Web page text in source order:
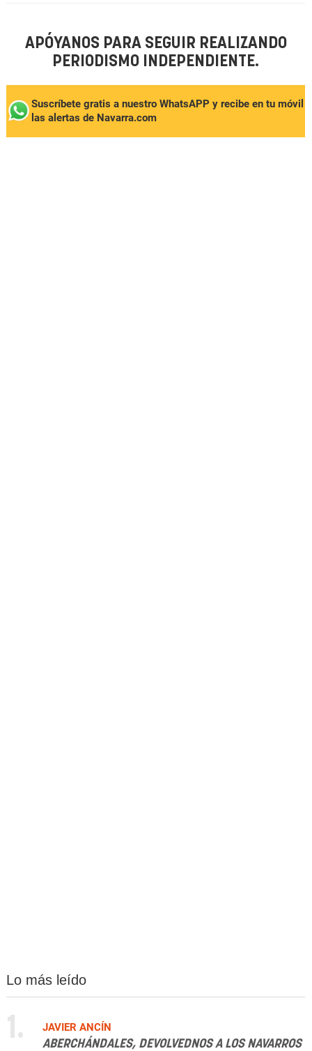
APÓYANOS PARA SEGUIR REALIZANDO
PERIODISMO INDEPENDIENTE.
Suscríbete gratis a nuestro WhatsAPP y recibe en tu móvil
las alertas de Navarra.com
Lo más leído
1.
JAVIER ANCÍN
ABERCHÁNDALES, DEVOLVEDNOS A LOS NAVARROS